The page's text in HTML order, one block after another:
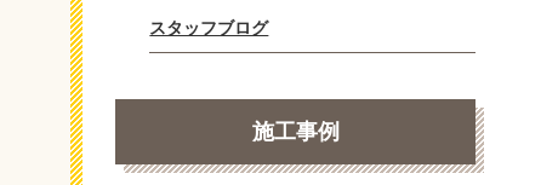
スタッフブログ
施工事例